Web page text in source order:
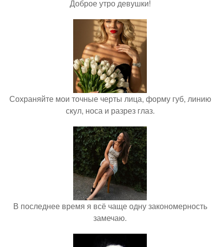
Доброе утро девушки!
Сохраняйте мои точные черты лица, форму губ, линию
скул, носа и разрез глаз.
В последнее время я всё чаще одну закономерность
замечаю.